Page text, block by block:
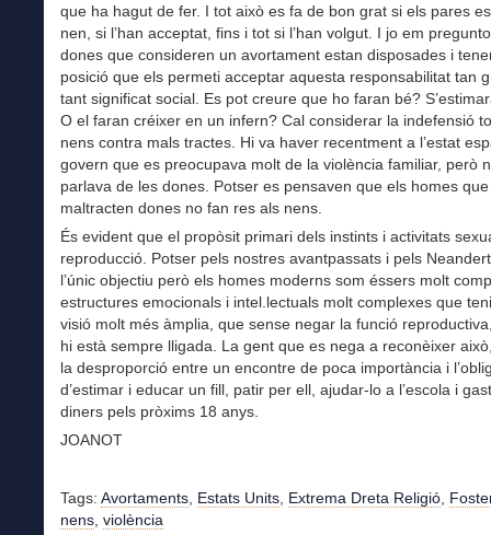
que ha hagut de fer. I tot això es fa de bon grat si els pares
nen, si l’han acceptat, fins i tot si l’han volgut. I jo em
dones que consideren un avortament estan disposades i
posició que els permeti acceptar aquesta responsabilitat tan
tant significat social. Es pot creure que ho faran bé?
O el faran créixer en un infern? Cal considerar la indefensió
nens contra mals tractes. Hi va haver recentment a l’estat
govern que es preocupava molt de la violència familiar, però
parlava de les dones. Potser es pensaven que els homes que
maltracten dones no fan res als nens.
És evident que el propòsit primari dels instints i activitats
reproducció. Potser pels nostres avantpassats i pels
l’únic objectiu però els homes moderns som éssers molt
estructures emocionals i intel.lectuals molt complexes que
visió molt més àmplia, que sense negar la funció
hi està sempre lligada. La gent que es nega a reconèixer
la desproporció entre un encontre de poca importància i
d’estimar i educar un fill, patir per ell, ajudar-lo a l’escola i
diners pels pròxims 18 anys.
JOANOT
Tags: Avortaments Estats Units Extrema Dreta Religió
nens violència